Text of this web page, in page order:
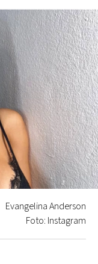
Evangelina Anderson
Foto: Instagram